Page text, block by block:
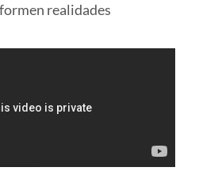
realidades